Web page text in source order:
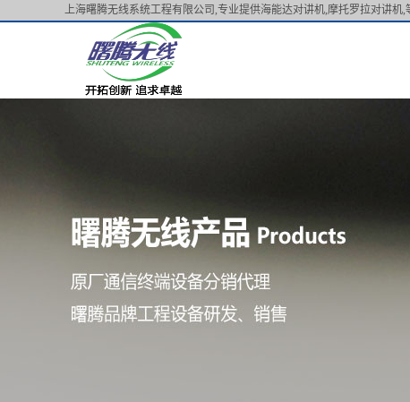
上海曙腾无线系统工程有限公司,专业提供海能达对讲机,摩托罗拉对讲机,